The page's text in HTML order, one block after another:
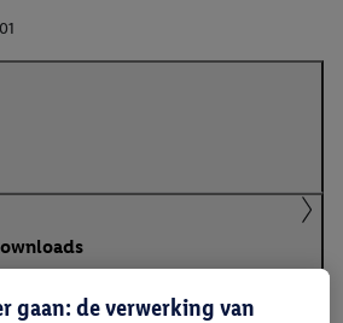
gaan: de verwerking van